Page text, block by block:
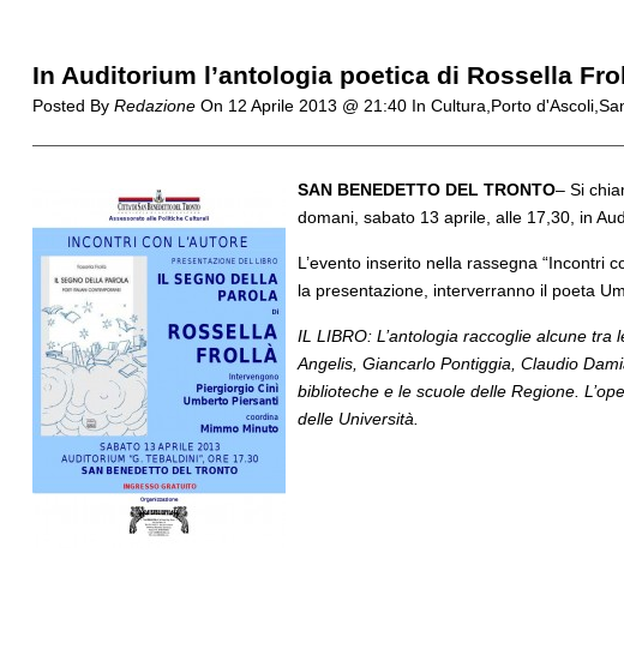
In Auditorium l’antologia poetica di Rossella
Posted By RedazioneOn 12 Aprile 2013 @ 21:40 In Cultura,Porto
SAN BENEDETTO DEL TRONTO– Si
domani, sabato 13 aprile, alle 17,30, in
L’evento inserito nella rassegna “Incontri
la presentazione, interverranno il poeta
IL LIBRO: L’antologia raccoglie alcune
Angelis, Giancarlo Pontiggia, Claudio
biblioteche e le scuole delle Regione.
delle Università.